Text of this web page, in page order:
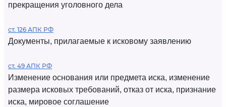
прекращения уголовного дела
ст. 126 АПК РФ
Документы, прилагаемые к исковому заявлению
ст. 49 АПК РФ
Изменение основания или предмета иска, изменение
размера исковых требований, отказ от иска, признание
иска, мировое соглашение